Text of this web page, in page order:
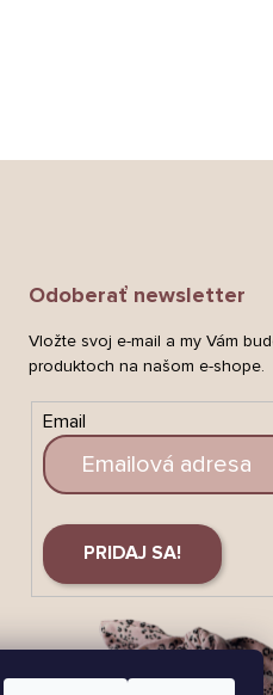
Odoberať newsletter
Vložte svoj e-mail a my Vám
produktoch na našom e-shope.
Email
PRIDAJ SA!